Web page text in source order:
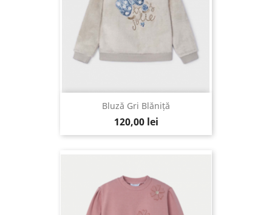
Bluză Gri Blăniță
120,00 lei